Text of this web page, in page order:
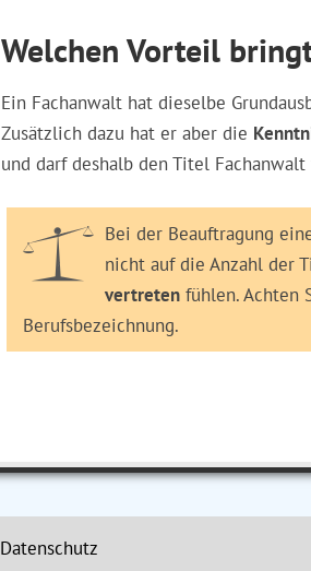
Welchen Vorteil
Ein Fachanwalt hat dieselbe
Zusätzlich dazu hat er aber die
und darf deshalb den Titel Fachanwalt
Bei der Beauftragung
nicht auf die Anzahl der
vertreten fühlen. Achten
Berufsbezeichnung.
Datenschutz